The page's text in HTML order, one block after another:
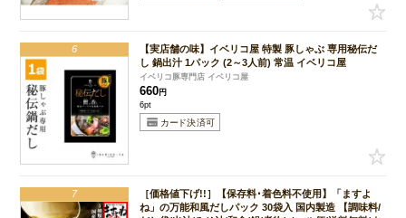
6
【実店舗の味】イベリコ屋 特製 豚しゃぶ 専用秘伝だ
し 鍋出汁 1パック (2～3人前) 常温 イベリコ屋
イベリコ豚専門店 イベリコ屋
660 円
6pt
7
［価格値下げ!!］【保存料･着色料不使用】「ますよ
ね」の万能和風だしパック 30袋入 国内製造 【調味料/